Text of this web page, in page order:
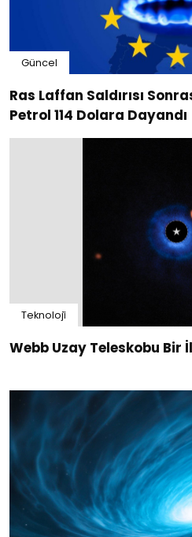
Güncel
Ras Laffan Saldırısı
Petrol 114 Dolara Dayandı
Teknoloji̇
Webb Uzay Teleskobu Bir